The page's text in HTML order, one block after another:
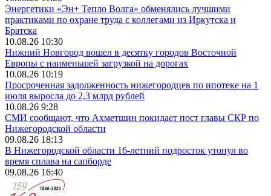
Энергетики «Эн+ Тепло Волга» обменялись лучшими
практиками по охране труда с коллегами из Иркутска и
Братска
10.08.26 10:30
Нижний Новгород вошел в десятку городов Восточной
Европы с наименьшей загрузкой на дорогах
10.08.26 10:19
Просроченная задолженность нижегородцев по ипотеке на 1
июля выросла до 2,3 млрд рублей
10.08.26 9:28
СМИ сообщают, что Ахметшин покидает пост главы СКР по
Нижегородской области
09.08.26 18:13
В Нижегородской области 16-летний подросток утонул во
время сплава на сапборде
09.08.26 16:40